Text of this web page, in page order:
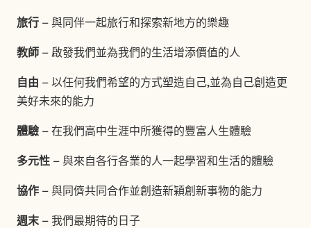
旅行 – 與同伴一起旅行和探索新地方的樂趣
教師 – 啟發我們並為我們的生活增添價值的人
自由 – 以任何我們希望的方式塑造自己,並為自己創造更
美好未來的能力
體驗 – 在我們高中生涯中所獲得的豐富人生體驗
多元性 – 與來自各行各業的人一起學習和生活的體驗
協作 – 與同儕共同合作並創造新穎創新事物的能力
週末 – 我們最期待的日子